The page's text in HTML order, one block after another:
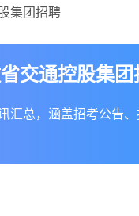
集团招聘
交通控股集团
汇总，涵盖招考公告、